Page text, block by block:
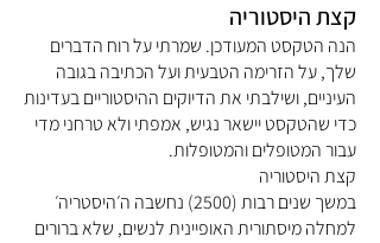
קצת היסטוריה
הנה הטקסט המעודכן. שמרתי על רוח הדברים
שלך, על הזרימה הטבעית ועל הכתיבה בגובה
העיניים, ושילבתי את הדיוקים ההיסטוריים בעדינות
כדי שהטקסט יישאר נגיש, אמפתי ולא טרחני מדי
עבור המטופלים והמטופלות.
קצת היסטוריה
במשך שנים רבות (2500) נחשבה ה׳היסטריה׳
למחלה מיסתורית האופיינית לנשים, שלא ברורים